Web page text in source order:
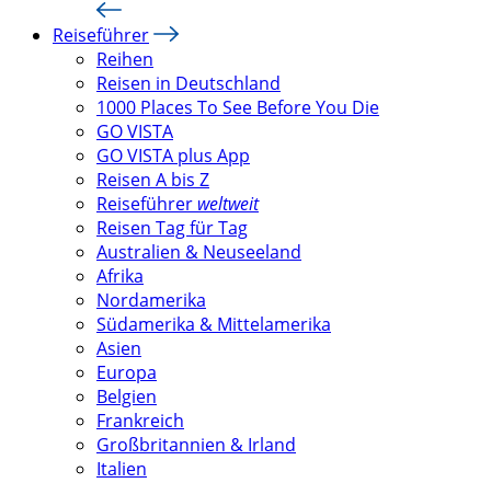
Reiseführer
Reihen
Reisen in Deutschland
1000 Places To See Before You Die
GO VISTA
GO VISTA plus App
Reisen A bis Z
Reiseführer weltweit
Reisen Tag für Tag
Australien & Neuseeland
Afrika
Nordamerika
Südamerika & Mittelamerika
Asien
Europa
Belgien
Frankreich
Großbritannien & Irland
Italien